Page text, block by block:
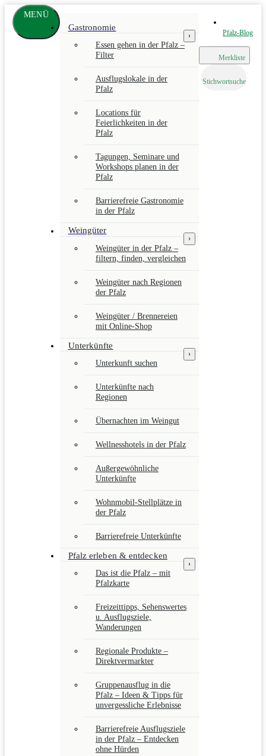
Zum
Hauptinhalt
www.pfalz-
info.com
MENÜ
Gastronomie
›
Essen gehen in der Pfalz –
Filter
Ausflugslokale in der
Pfalz
Locations für
Feierlichkeiten in der
Pfalz
Tagungen, Seminare und
Workshops planen in der
Pfalz
Barrierefreie Gastronomie
in der Pfalz
Weingüter
›
Weingüter in der Pfalz –
filtern, finden, vergleichen
Weingüter nach Regionen
der Pfalz
Weingüter / Brennereien
mit Online-Shop
Unterkünfte
›
Unterkunft suchen
Unterkünfte nach
Regionen
Übernachten im Weingut
Wellnesshotels in der Pfalz
Außergewöhnliche
Unterkünfte
Wohnmobil-Stellplätze in
der Pfalz
Barrierefreie Unterkünfte
Pfalz erleben & entdecken
›
Das ist die Pfalz – mit
Pfalzkarte
Freizeittipps, Sehenswertes
u. Ausflugsziele,
Wanderungen
Regionale Produkte –
Direktvermarkter
Gruppenausflug in die
Pfalz – Ideen & Tipps für
unvergessliche Erlebnisse
Barrierefreie Ausflugsziele
in der Pfalz – Entdecken
ohne Hürden
Pfalz-Blog
Merkliste
Stichwortsuche